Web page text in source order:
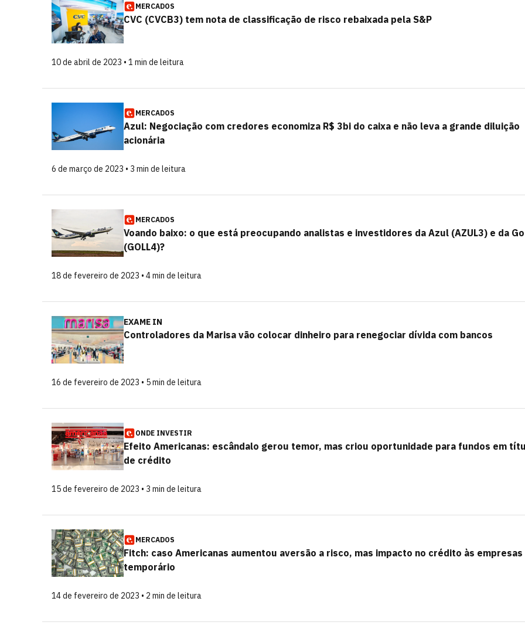
MERCADOS
CVC (CVCB3) tem nota de classificação de risco rebaixada pela S&P
10 de abril de 2023 • 1 min de leitura
MERCADOS
Azul: Negociação com credores economiza R$ 3bi do caixa e não leva a grande diluição
acionária
6 de março de 2023 • 3 min de leitura
MERCADOS
Voando baixo: o que está preocupando analistas e investidores da Azul (AZUL3) e da
(GOLL4)?
18 de fevereiro de 2023 • 4 min de leitura
EXAME IN
Controladores da Marisa vão colocar dinheiro para renegociar dívida com bancos
16 de fevereiro de 2023 • 5 min de leitura
ONDE INVESTIR
Efeito Americanas: escândalo gerou temor, mas criou oportunidade para fundos em
de crédito
15 de fevereiro de 2023 • 3 min de leitura
MERCADOS
Fitch: caso Americanas aumentou aversão a risco, mas impacto no crédito às
temporário
14 de fevereiro de 2023 • 2 min de leitura